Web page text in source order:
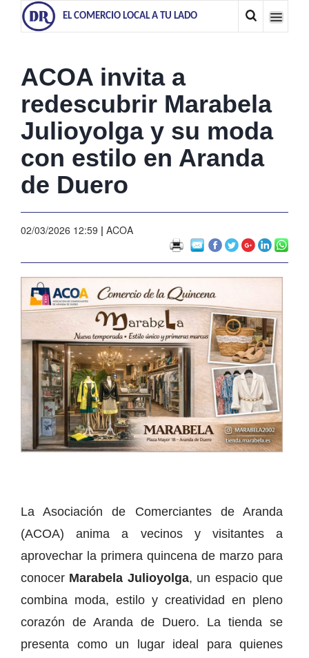
EL COMERCIO LOCAL A TU LADO
ACOA invita a
redescubrir Marabela
Julioyolga y su moda
con estilo en Aranda
de Duero
02/03/2026 12:59 | ACOA
La Asociación de Comerciantes de Aranda
(ACOA) anima a vecinos y visitantes a
aprovechar la primera quincena de marzo para
conocer Marabela Julioyolga, un espacio que
combina moda, estilo y creatividad en pleno
corazón de Aranda de Duero. La tienda se
presenta como un lugar ideal para quienes